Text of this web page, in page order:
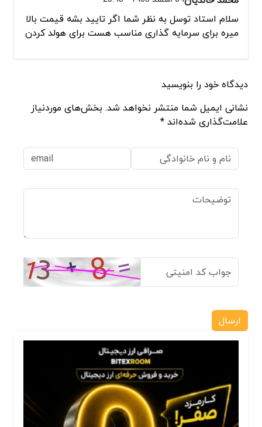
سلام استاد توسل به نظر شما اگر تایید بشه قیمت بالا
میره برای سرمایه گذاری مناسب هست برای هولد کردن
دیدگاه خود را بنویسید
نشانی ایمیل شما منتشر نخواهد شد. بخش‌های موردنیاز
علامت‌گذاری شده‌اند *
ارسال